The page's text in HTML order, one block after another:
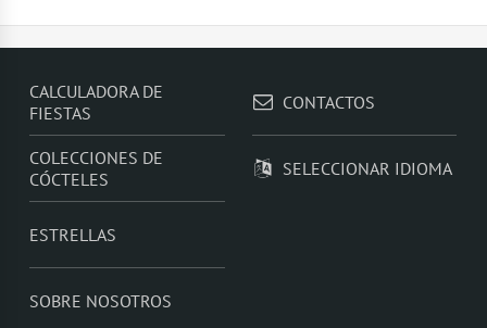
CALCULADORA DE
FIESTAS
COLECCIONES DE
CÓCTELES
ESTRELLAS
SOBRE NOSOTROS
CONTACTOS
SELECCIONAR IDIOMA